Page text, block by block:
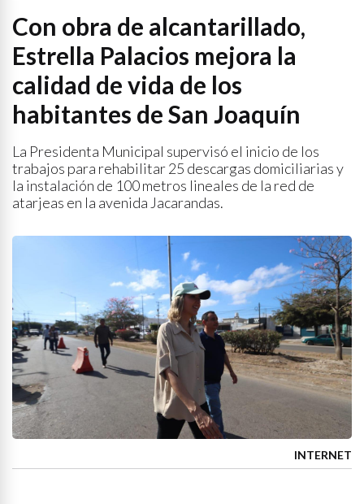
Con obra de alcantarillado,
Estrella Palacios mejora la
calidad de vida de los
habitantes de San Joaquín
La Presidenta Municipal supervisó el inicio de los
trabajos para rehabilitar 25 descargas domiciliarias y
la instalación de 100 metros lineales de la red de
atarjeas en la avenida Jacarandas.
INTERNET